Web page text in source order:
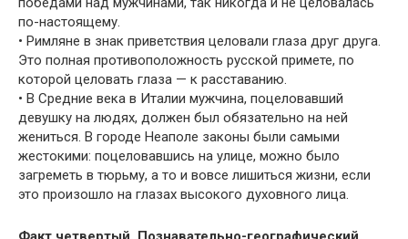
по-настоящему.
• Римляне в знак приветствия целовали глаза друг друга.
Это полная противоположность русской примете, по
которой целовать глаза — к расставанию.
• В Средние века в Италии мужчина, поцеловавший
девушку на людях, должен был обязательно на ней
жениться. В городе Неаполе законы были самыми
жестокими: поцеловавшись на улице, можно было
загреметь в тюрьму, а то и вовсе лишиться жизни, если
это произошло на глазах высокого духовного лица.